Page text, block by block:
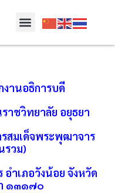
Menu
านอธิการบดี
าชวิทยาลัย อยุธยา
สมเด็จพระพุฒาจาร
รวม)
อำเภอวังน้อย จังหวัด
๑๓๑๗๐